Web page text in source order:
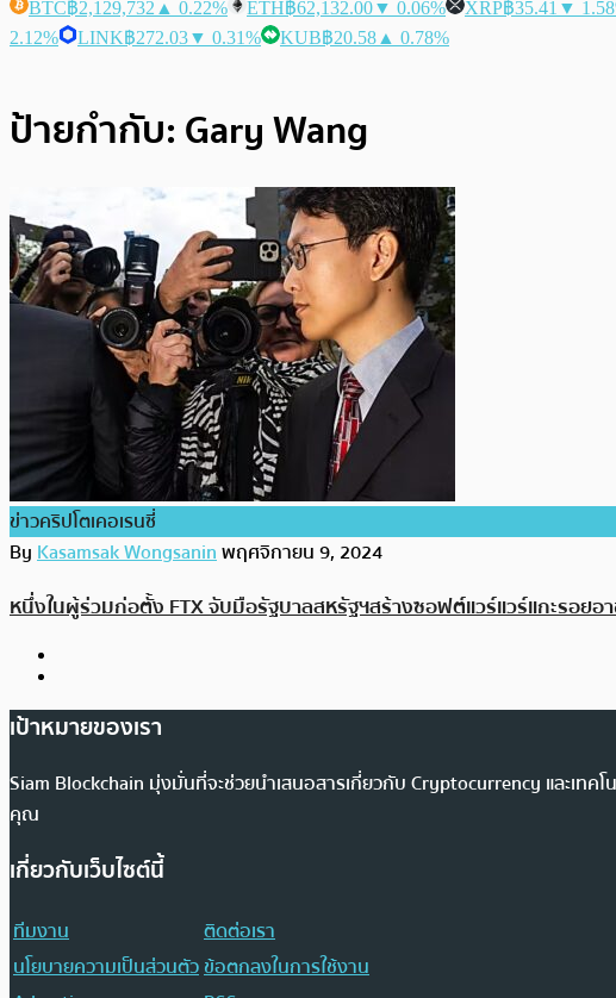
BTC฿2,129,732 ▲ 0.22% ETH฿62,132.00▼ 0.06% XRP฿35.41 ▼
2.12%
LINK฿272.03▼ 0.31% KUB฿20.58 ▲ 0.78%
ป้ายกำกับ: Gary Wang
ข่าวคริปโตเคอเรนซี่
ByKasamsak Wongsaninพฤศจิกายน 9, 2024
หนึ่งในผู้ร่วมก่อตั้ง FTX จับมือรัฐบาลสหรัฐฯสร้างซอฟต์แวร์แวร์แกะรอย
เป้าหมายของเรา
Siam Blockchain มุ่งมั่นที่จะช่วยนำเสนอสารเกี่ยวกับ Cryptocurrency และเท
คุณ
เกี่ยวกับเว็บไซต์นี้
ทีมงาน
ติดต่อเรา
นโยบายความเป็นส่วนตัวข้อตกลงในการใช้งาน